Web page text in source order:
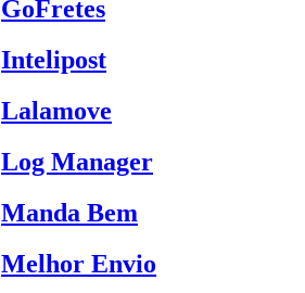
GoFretes
Intelipost
Lalamove
Log Manager
Manda Bem
Melhor Envio